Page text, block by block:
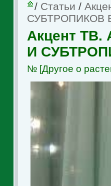
/ Статьи /
СУБТРОПИКОВ
Акцент
И
№ [Другое о